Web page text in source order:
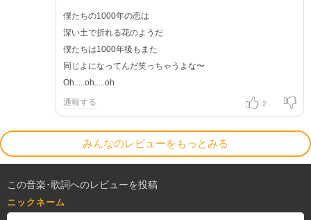
僕たちの1000年の恋は
深い土で折れる花のようだ
僕たちは1000年後もまた
同じよになってんだ笑っちゃうよな〜
Oh.....oh.....oh
通報する 2
みんなのレビューをもっとみる
この音楽･歌詞へのレビューを投稿
ニックネーム